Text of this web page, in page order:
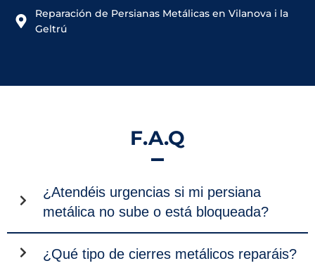
Reparación de Persianas Metálicas en Vilanova i la
Geltrú
F.A.Q
¿Atendéis urgencias si mi persiana
metálica no sube o está bloqueada?
¿Qué tipo de cierres metálicos reparáis?